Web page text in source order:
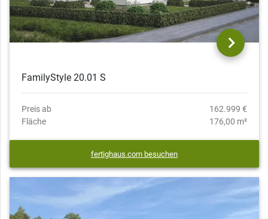
FamilyStyle 20.01 S
Preis ab
162.999 €
Fläche
176,00 m²
fertighaus.com besuchen